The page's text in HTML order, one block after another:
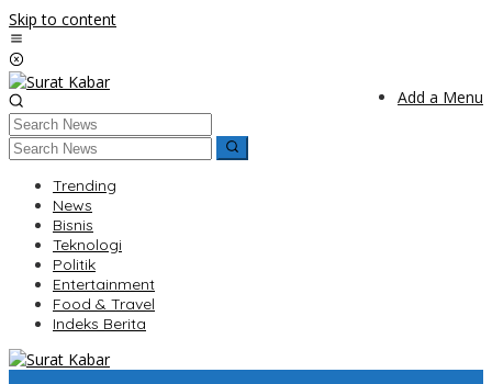
Skip to content
Add a Menu
Trending
News
Bisnis
Teknologi
Politik
Entertainment
Food & Travel
Indeks Berita